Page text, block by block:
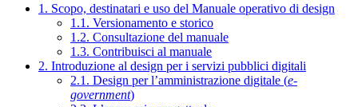
1. Scopo, destinatari e uso del Manuale operativo di design
1.1. Versionamento e storico
1.2. Consultazione del manuale
1.3. Contribuisci al manuale
2. Introduzione al design per i servizi pubblici digitali
2.1. Design per l’amministrazione digitale (e-
government)